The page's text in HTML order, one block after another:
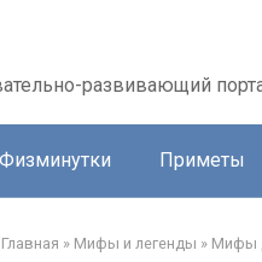
развивающий
Физминутки Приметы
Главная » Мифы и легенды » Мифы